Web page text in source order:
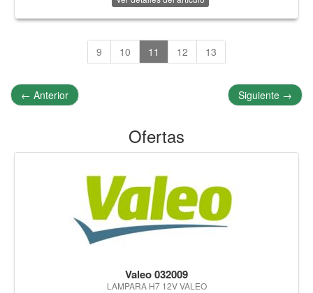
9 10 11 12 13
← Anterior Siguiente →
Ofertas
Valeo 032009
LAMPARA H7 12V VALEO